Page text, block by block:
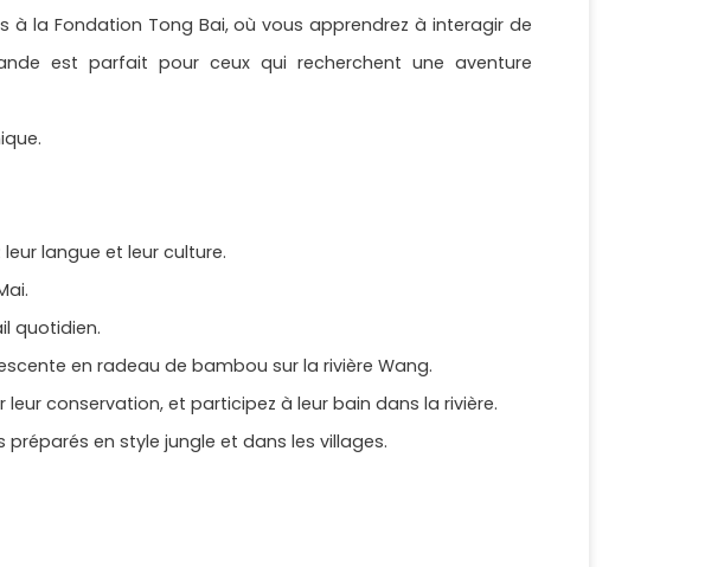
à la Fondation Tong Bai, où vous apprendrez à interagir de
est parfait pour ceux qui recherchent une aventure
langue et leur culture.
quotidien.
en radeau de bambou sur la rivière Wang.
conservation, et participez à leur bain dans la rivière.
en style jungle et dans les villages.